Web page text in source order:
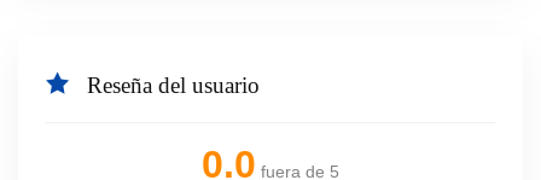
Reseña del usuario
0.0 fuera de 5